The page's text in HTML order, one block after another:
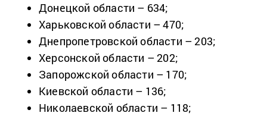
Донецкой области – 634;
Харьковской области – 470;
Днепропетровской области – 203;
Херсонской области – 202;
Запорожской области – 170;
Киевской области – 136;
Николаевской области – 118;